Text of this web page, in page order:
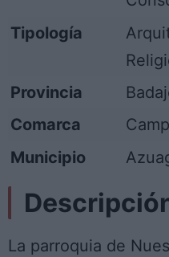
Tipología
Provincia
Comarca
Municipio
La parroquia de